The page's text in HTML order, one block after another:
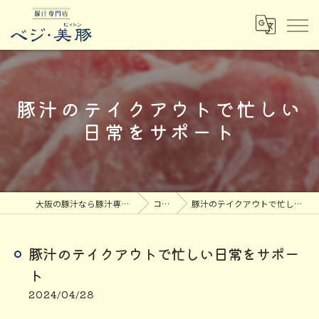
豚汁のテイクアウトで忙しい
日常をサポート
大阪の豚汁なら豚汁専門店ベジ・美豚 コラム 豚汁のテイクアウトで忙しい日常をサポート
豚汁のテイクアウトで忙しい日常をサポー
ト
2024/04/28